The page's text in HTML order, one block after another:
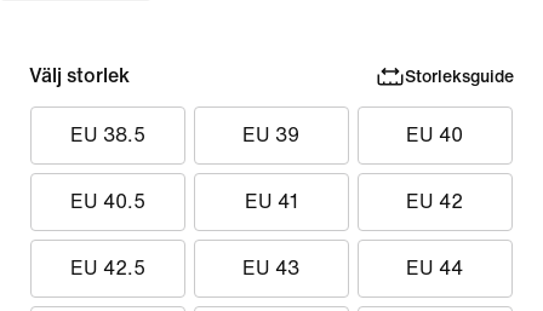
Välj storlek Storleksguide
EU 38.5 EU 39 EU 40
EU 40.5 EU 41 EU 42
EU 42.5 EU 43 EU 44